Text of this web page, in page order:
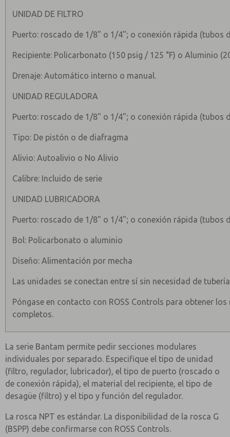
UNIDAD DE FILTRO
Puerto: roscado de 1/8" o 1/4"; o conexión rápida (tubos
Recipiente: Policarbonato (150 psig / 125 °F) o Aluminio
Drenaje: Automático interno o manual.
UNIDAD REGULADORA
Puerto: roscado de 1/8" o 1/4"; o conexión rápida (tubos
Tipo: De pistón o de diafragma
Alivio: Autoalivio o No Alivio
Calibre: Incluido de serie
UNIDAD LUBRICADORA
Puerto: roscado de 1/8" o 1/4"; o conexión rápida (tubos
Bol: Policarbonato o aluminio
Diseño: Alimentación por mecha
Las unidades se conectan entre sí sin necesidad de
Póngase en contacto con ROSS Controls para obtener
completos.
La serie Bantam permite pedir secciones modulares
individuales por separado. Especifique el tipo de unidad
(filtro, regulador, lubricador), el tipo de puerto (roscado o
de conexión rápida), el material del recipiente, el tipo de
desagüe (filtro) y el tipo y función del regulador.
La rosca NPT es estándar. La disponibilidad de la rosca G
(BSPP) debe confirmarse con ROSS Controls.